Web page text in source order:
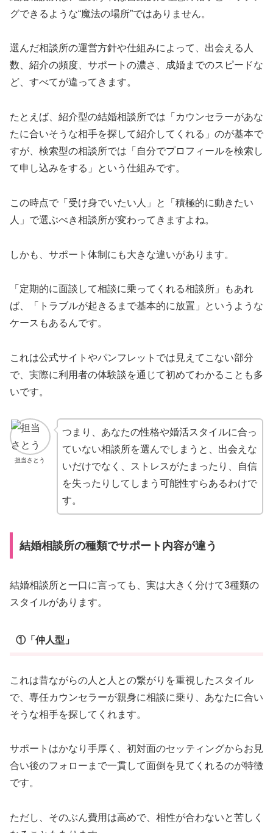
グできるような“魔法の場所”ではありません。
選んだ相談所の運営方針や仕組みによって、出会える人
数、紹介の頻度、サポートの濃さ、成婚までのスピードな
ど、すべてが違ってきます。
たとえば、紹介型の結婚相談所では「カウンセラーがあな
たに合いそうな相手を探して紹介してくれる」のが基本で
すが、検索型の相談所では「自分でプロフィールを検索し
て申し込みをする」という仕組みです。
この時点で「受け身でいたい人」と「積極的に動きたい
人」で選ぶべき相談所が変わってきますよね。
しかも、サポート体制にも大きな違いがあります。
「定期的に面談して相談に乗ってくれる相談所」もあれ
ば、「トラブルが起きるまで基本的に放置」というような
ケースもあるんです。
これは公式サイトやパンフレットでは見えてこない部分
で、実際に利用者の体験談を通じて初めてわかることも多
いです。
担当さとう
つまり、あなたの性格や婚活スタイルに合っ
ていない相談所を選んでしまうと、出会えな
いだけでなく、ストレスがたまったり、自信
を失ったりしてしまう可能性すらあるわけで
す。
結婚相談所の種類でサポート内容が違う
結婚相談所と一口に言っても、実は大きく分けて3種類の
スタイルがあります。
①「仲人型」
これは昔ながらの人と人との繋がりを重視したスタイル
で、専任カウンセラーが親身に相談に乗り、あなたに合い
そうな相手を探してくれます。
サポートはかなり手厚く、初対面のセッティングからお見
合い後のフォローまで一貫して面倒を見てくれるのが特徴
です。
ただし、そのぶん費用は高めで、相性が合わないと苦しく